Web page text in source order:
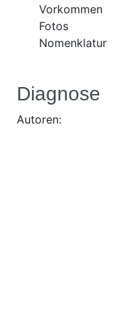
Vorkommen
Fotos
Nomenklatur
Diagnose
Autoren: